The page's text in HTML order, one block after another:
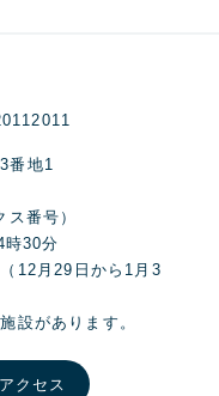
番地1
番号）
時30分
12月29日から1月3
設があります。
クセス